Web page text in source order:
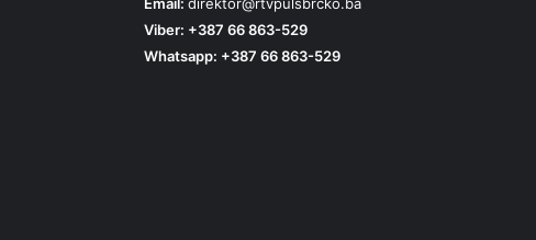
Email: direktor@rtvpulsbrcko.ba
Viber: +387 66 863-529
Whatsapp: +387 66 863-529